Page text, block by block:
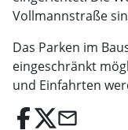
Vollmannstraße
Das Parken im
eingeschränkt
und Einfahrten
email